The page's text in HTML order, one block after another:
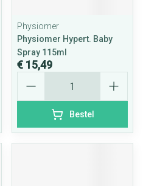
Physiomer
Physiomer Hypert. Baby
Spray 115ml
€ 15,49
Bestel